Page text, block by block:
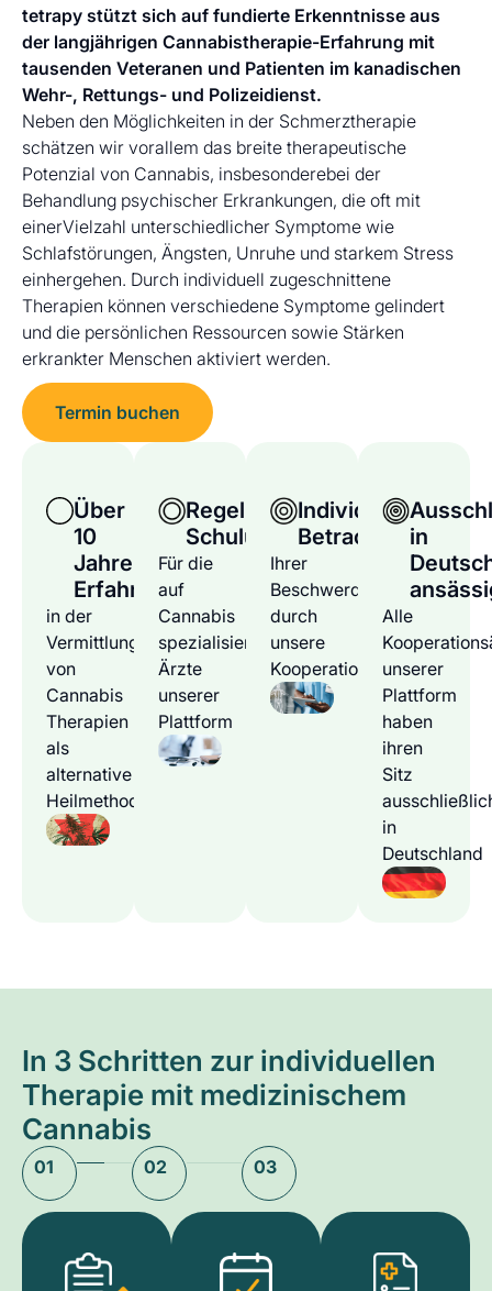
tetrapy stützt sich auf fundierte Erkenntnisse aus
der langjährigen Cannabistherapie-Erfahrung mit
tausenden Veteranen und Patienten im kanadischen
Wehr-, Rettungs- und Polizeidienst.
Neben den Möglichkeiten in der Schmerztherapie
schätzen wir vorallem das breite therapeutische
Potenzial von Cannabis, insbesonderebei der
Behandlung psychischer Erkrankungen, die oft mit
einerVielzahl unterschiedlicher Symptome wie
Schlafstörungen, Ängsten, Unruhe und starkem Stress
einhergehen. Durch individuell zugeschnittene
Therapien können verschiedene Symptome gelindert
und die persönlichen Ressourcen sowie Stärken
erkrankter Menschen aktiviert werden.
Termin buchen
Über
10
Jahre
Erfahrung
in der
Vermittlung
von
Cannabis
Therapien
als
alternative
Heilmethode
Regelmäßige
Schulungen
Für die
auf
Cannabis
spezialisierten
Ärzte
unserer
Plattform
Individuelle
Betrachtung
Ihrer
Beschwerden
durch
unsere
Kooperationsärzte
in
Alle
unserer
Plattform
haben
ihren
Sitz
in
Deutschland
In 3 Schritten zur individuellen
Therapie mit medizinischem
Cannabis
01 02 03